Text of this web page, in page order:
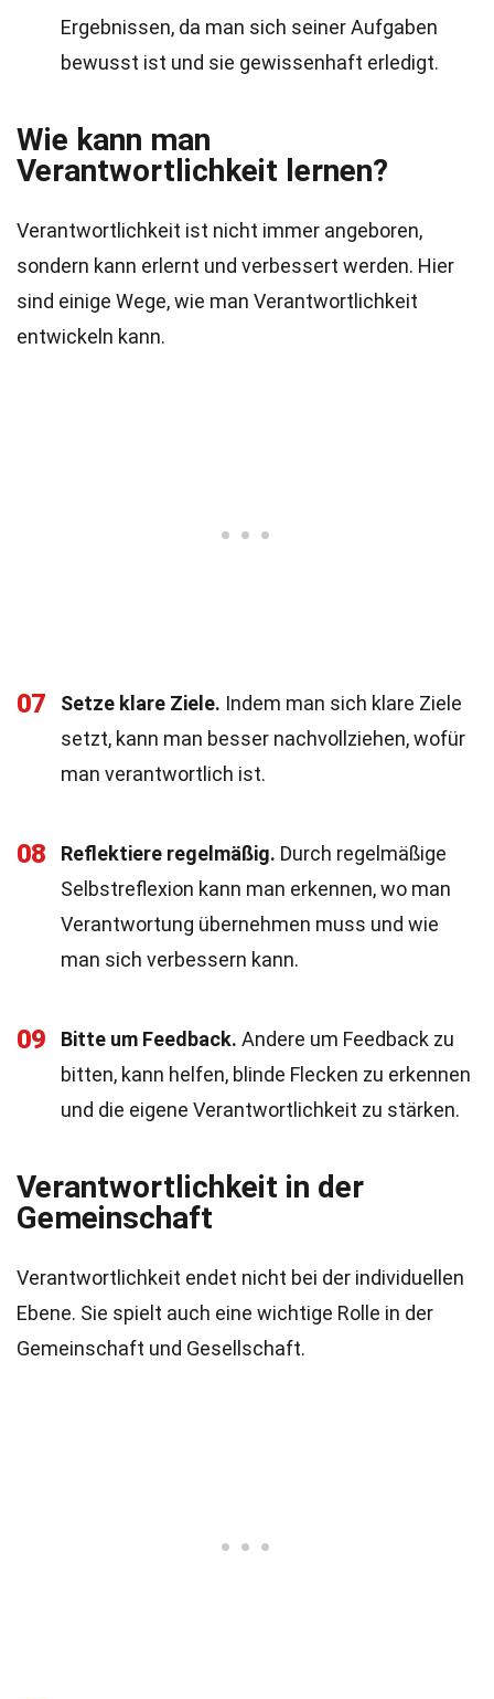
Ergebnissen, da man sich seiner Aufgaben
bewusst ist und sie gewissenhaft erledigt.
Wie kann man
Verantwortlichkeit lernen?
Verantwortlichkeit ist nicht immer angeboren,
sondern kann erlernt und verbessert werden. Hier
sind einige Wege, wie man Verantwortlichkeit
entwickeln kann.
07 Setze klare Ziele. Indem man sich klare Ziele
setzt, kann man besser nachvollziehen, wofür
man verantwortlich ist.
08 Reflektiere regelmäßig. Durch regelmäßige
Selbstreflexion kann man erkennen, wo man
Verantwortung übernehmen muss und wie
man sich verbessern kann.
09 Bitte um Feedback. Andere um Feedback zu
bitten, kann helfen, blinde Flecken zu erkennen
und die eigene Verantwortlichkeit zu stärken.
Verantwortlichkeit in der
Gemeinschaft
Verantwortlichkeit endet nicht bei der individuellen
Ebene. Sie spielt auch eine wichtige Rolle in der
Gemeinschaft und Gesellschaft.